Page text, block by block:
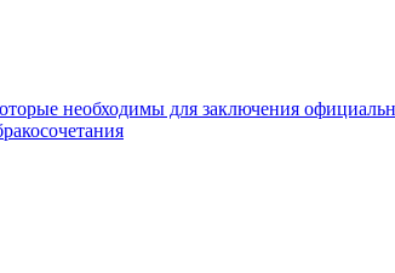
необходимы для заключения